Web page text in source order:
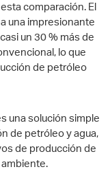
comparación. El
una impresionante
un 30 % más de
lo que
de petróleo
una solución simple
de petróleo y agua,
de producción de